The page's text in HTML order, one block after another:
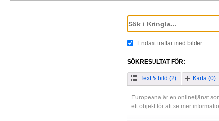
Endast träffar med bilder
SÖKRESULTAT FÖR:
Text & bild (2) Karta (0)
Europeana är en onlinetjänst
ett objekt för att se mer